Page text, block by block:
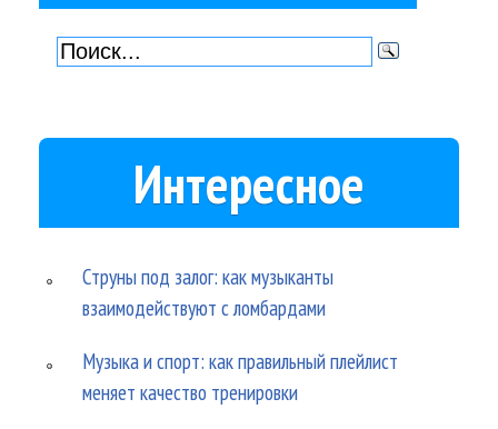
Интересное
Струны под залог: как музыканты
взаимодействуют с ломбардами
Музыка и спорт: как правильный плейлист
меняет качество тренировки